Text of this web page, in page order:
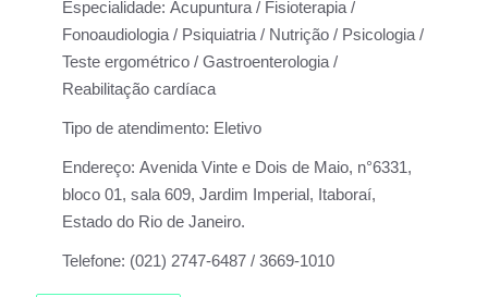
Especialidade: Acupuntura / Fisioterapia /
Fonoaudiologia / Psiquiatria / Nutrição / Psicologia /
Teste ergométrico / Gastroenterologia /
Reabilitação cardíaca
Tipo de atendimento: Eletivo
Endereço: Avenida Vinte e Dois de Maio, n°6331,
bloco 01, sala 609, Jardim Imperial, Itaboraí,
Estado do Rio de Janeiro.
Telefone: (021) 2747-6487 / 3669-1010